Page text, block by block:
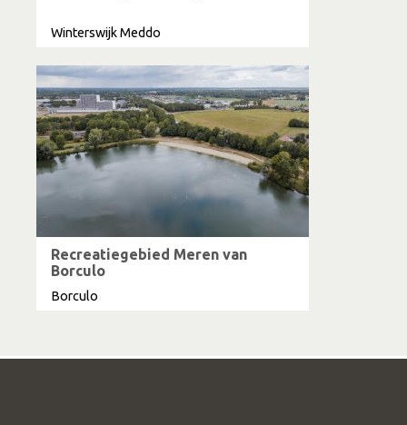
Winterswijk Meddo
Recreatiegebied Meren van
Borculo
Borculo